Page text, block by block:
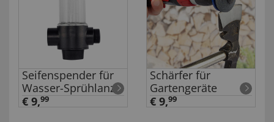
Seifenspender für
Wasser-Sprühlanze
€ 9,99
Schärfer für
Gartengeräte
€ 9,99